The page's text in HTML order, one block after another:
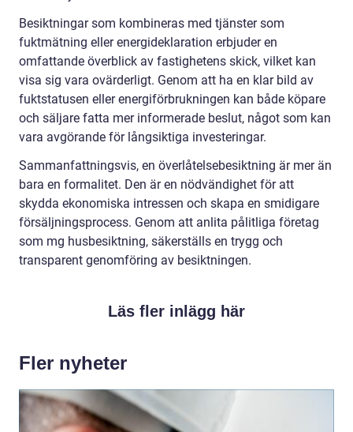
Besiktningar som kombineras med tjänster som
fuktmätning eller energideklaration erbjuder en
omfattande överblick av fastighetens skick, vilket kan
visa sig vara ovärderligt. Genom att ha en klar bild av
fuktstatusen eller energiförbrukningen kan både köpare
och säljare fatta mer informerade beslut, något som kan
vara avgörande för långsiktiga investeringar.
Sammanfattningsvis, en överlåtelsebesiktning är mer än
bara en formalitet. Den är en nödvändighet för att
skydda ekonomiska intressen och skapa en smidigare
försäljningsprocess. Genom att anlita pålitliga företag
som mg husbesiktning, säkerställs en trygg och
transparent genomföring av besiktningen.
Läs fler inlägg här
Fler nyheter